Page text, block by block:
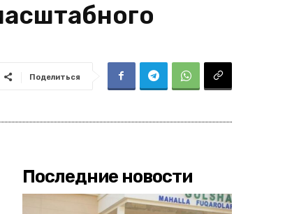
Поделиться
Последние новости